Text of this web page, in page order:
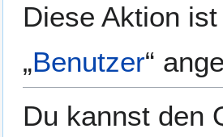
Diese Aktion
„Benutzer“
Du kannst den